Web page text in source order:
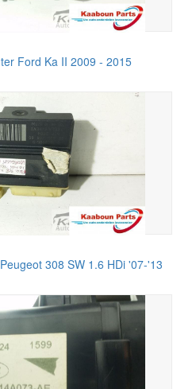
Ford Ka II 2009 - 2015
308 SW 1.6 HDi '07-'13